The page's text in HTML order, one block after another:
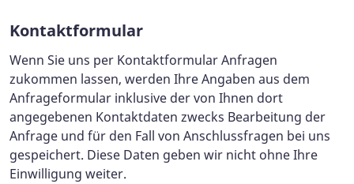
Kontaktformular
Wenn Sie uns per Kontaktformular Anfragen
zukommen lassen, werden Ihre Angaben aus dem
Anfrageformular inklusive der von Ihnen dort
angegebenen Kontaktdaten zwecks Bearbeitung der
Anfrage und für den Fall von Anschlussfragen bei uns
gespeichert. Diese Daten geben wir nicht ohne Ihre
Einwilligung weiter.